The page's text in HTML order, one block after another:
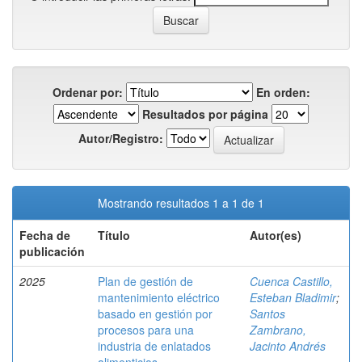
Ordenar por:
En orden:
Resultados por página
Autor/Registro:
Mostrando resultados 1 a 1 de 1
Fecha de
publicación
Título Autor(es)
2025
Plan de gestión de
mantenimiento eléctrico
basado en gestión por
procesos para una
industria de enlatados
Cuenca Castillo,
Esteban Bladimir;
Santos
Zambrano,
Jacinto Andrés